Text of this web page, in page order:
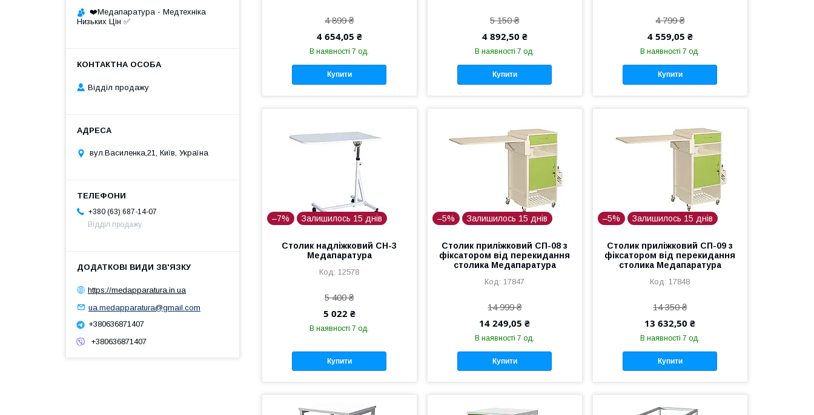
4 899 ₴
4 654,05 ₴
В наявності 7 од.
Купити
5 150 ₴
4 892,50 ₴
В наявності 7 од.
Купити
4 799 ₴
4 559,05 ₴
В наявності 7 од.
Купити
–7% Залишилось 15 днів
Столик надліжковий СН-3
Медапаратура
12578
5 400 ₴
5 022 ₴
В наявності 7 од.
Купити
–5% Залишилось 15 днів
Столик приліжковий СП-08 з
фіксатором від перекидання
столика Медапаратура
17847
14 999 ₴
14 249,05 ₴
В наявності 7 од.
Купити
–5% Залишилось 15 днів
Столик приліжковий СП-09 з
фіксатором від перекидання
столика Медапаратура
17848
14 350 ₴
13 632,50 ₴
В наявності 7 од.
Купити
❤️Медапаратура - Медтехніка
Низьких Цін ✅
Відділ продажу
вул.Василенка,21, Київ, Україна
+380 (63) 687-14-07
Відділ продажу
https://medapparatura.in.ua
ua.medapparatura@gmail.com
+380636871407
+380636871407